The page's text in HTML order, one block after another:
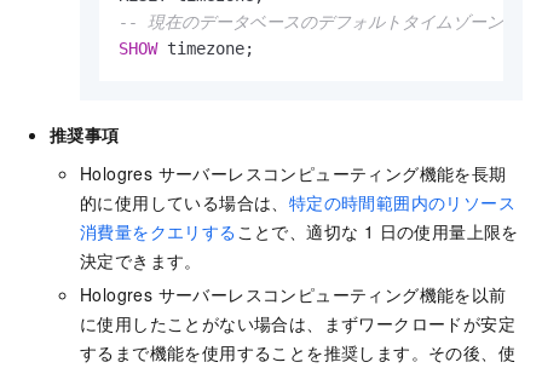
-- 現在のデータベースのデフォルトタイムゾーンをク
SHOW timezone;
推奨事項
Hologres サーバーレスコンピューティング機能を長期
的に使用している場合は、 特定の時間範囲内のリソース
消費量をクエリすることで、適切な 1 日の使用量上限を
決定できます。
Hologres サーバーレスコンピューティング機能を以前
に使用したことがない場合は、まずワークロードが安定
するまで機能を使用することを推奨します。その後、使